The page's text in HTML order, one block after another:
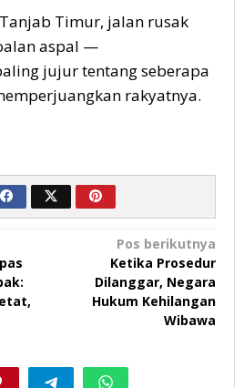
Timur, jalan rusak
aspal —
jujur tentang seberapa
rakyatnya.
Pos berikutnya
Ketika Prosedur
Dilanggar, Negara
Hukum Kehilangan
Wibawa